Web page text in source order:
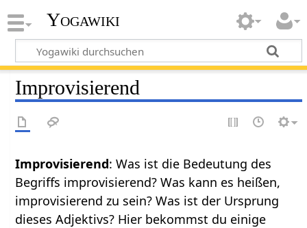
Yogawiki
Improvisierend
Improvisierend: Was ist die Bedeutung des
Begriffs improvisierend? Was kann es heißen,
improvisierend zu sein? Was ist der Ursprung
dieses Adjektivs? Hier bekommst du einige